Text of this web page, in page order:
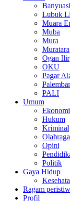
Lubuk
Muara
Muba
Mura
Muratara
Ogan Ilir
OKU
Pagar
PALI
Umum
Ekonomi
Hukum
Kriminal
Olahraga
Opini
Politik
Gaya Hidup
Ragam
Profil